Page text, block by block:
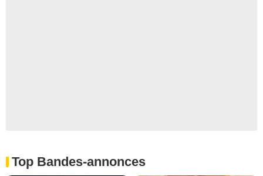
Top Bandes-annonces